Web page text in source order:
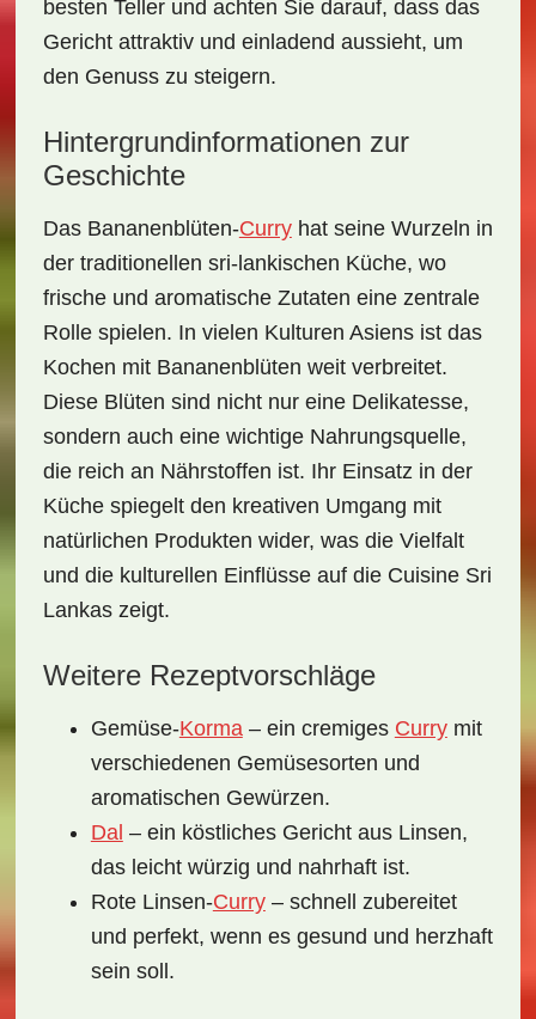
besten Teller und achten Sie darauf, dass das
Gericht attraktiv und einladend aussieht, um
den Genuss zu steigern.
Hintergrundinformationen zur
Geschichte
Das Bananenblüten-Curryhat seine Wurzeln in
der traditionellen sri-lankischen Küche, wo
frische und aromatische Zutaten eine zentrale
Rolle spielen. In vielen Kulturen Asiens ist das
Kochen mit Bananenblüten weit verbreitet.
Diese Blüten sind nicht nur eine Delikatesse,
sondern auch eine wichtige Nahrungsquelle,
die reich an Nährstoffen ist. Ihr Einsatz in der
Küche spiegelt den kreativen Umgang mit
natürlichen Produkten wider, was die Vielfalt
und die kulturellen Einflüsse auf die Cuisine Sri
Lankas zeigt.
Weitere Rezeptvorschläge
Gemüse-Korma– ein cremiges Currymit
verschiedenen Gemüsesorten und
aromatischen Gewürzen.
Dal – ein köstliches Gericht aus Linsen,
das leicht würzig und nahrhaft ist.
Rote Linsen-Curry– schnell zubereitet
und perfekt, wenn es gesund und herzhaft
sein soll.